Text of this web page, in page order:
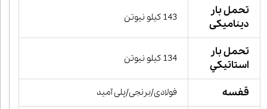
تحمل بار
دینامیکی
143 کیلو نیوتن
تحمل بار
استاتيكي
134 کیلو نیوتن
قفسه فولادی/برنجی/پلی آمید